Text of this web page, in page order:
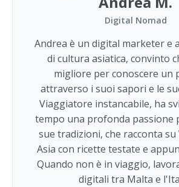
Digital Nomad
Andrea è un digital marketer e
di cultura asiatica, convinto
migliore per conoscere un
attraverso i suoi sapori e le
Viaggiatore instancabile, ha
tempo una profonda passione
sue tradizioni, che racconta
Asia con ricette testate e
Quando non è in viaggio,
digitali tra Malta e